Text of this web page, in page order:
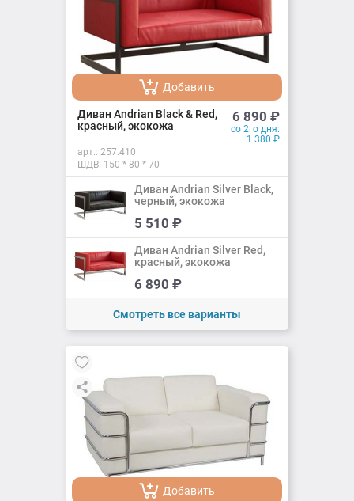
Добавить
Добавлено
Диван Andrian Black & Red,
красный, экокожа
6 890 ₽
со 2го дня:
1 380 ₽
арт.: 257.410
ШДВ: 150 * 80 * 70
Добавить
Добавлено
Диван Andrian Silver Black,
черный, экокожа
5 510 ₽
Добавить
Диван Andrian Silver Red,
красный, экокожа
6 890 ₽
Смотреть все варианты
Добавить